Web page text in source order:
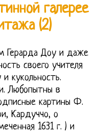
галерее
(2)
Герарда Доу и даже
своего учителя
кукольность.
Любопытны в
картины Ф.
Кардуччо, о
1631 г. ) и